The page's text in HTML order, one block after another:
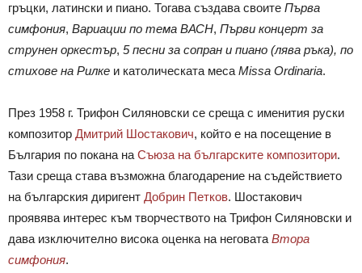
гръцки, латински и пиано. Тогава създава своите Първа
симфония, Вариации по тема В­А­С­Н, Първи концерт за
струнен оркестър, 5 песни за сопран и пиано (лява ръка), по
стихове на Рилке и католическата месаMissa Ordinaria.
През 1958 г. Трифон Силяновски се среща с именития руски
композитор Дмитрий Шостакович, който е на посещение в
България по покана наСъюза на българските композитори.
Тази среща става възможна благодарение на съдействието
на българския диригент Добрин Петков. Шостакович
проявява интерес към творчеството на Трифон Силяновски и
дава изключително висока оценка на неговатаВтора
симфония.